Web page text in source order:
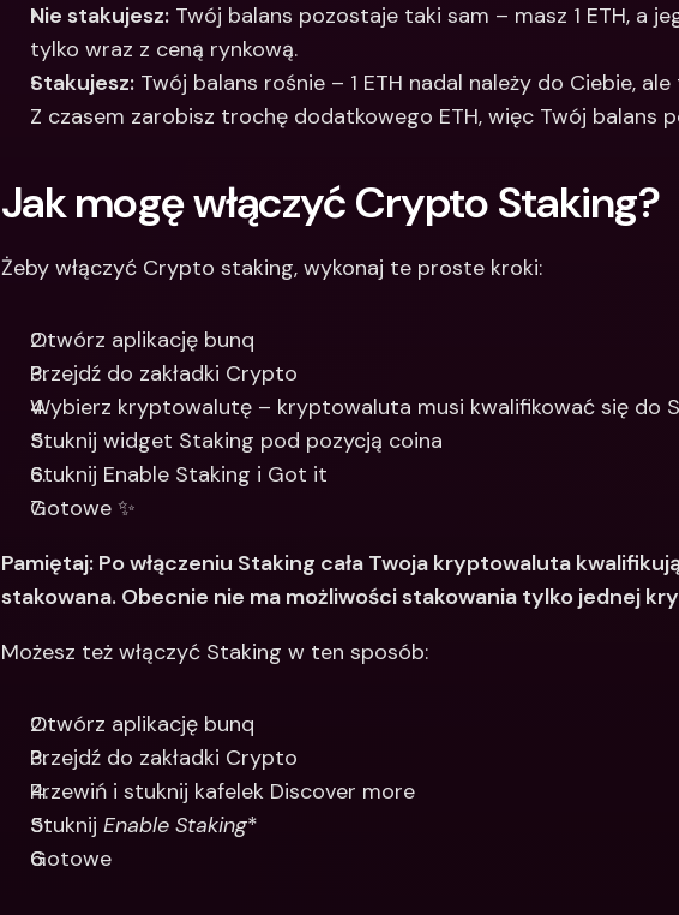
Nie stakujesz: Twój balans pozostaje taki sam – masz 1 ETH, a
tylko wraz z ceną rynkową.
Stakujesz: Twój balans rośnie – 1 ETH nadal należy do Ciebie,
Z czasem zarobisz trochę dodatkowego ETH, więc Twój balans
Jak mogę włączyć Crypto Staking?
Żeby włączyć Crypto staking, wykonaj te proste kroki:
Otwórz aplikację bunq
Przejdź do zakładki Crypto
Wybierz kryptowalutę – kryptowaluta musi kwalifikować się do
Stuknij widget Staking pod pozycją coina
Stuknij Enable Staking i Got it
Gotowe ✨
Pamiętaj: Po włączeniu Staking cała Twoja kryptowaluta
stakowana. Obecnie nie ma możliwości stakowania tylko jednej
Możesz też włączyć Staking w ten sposób:
Otwórz aplikację bunq
Przejdź do zakładki Crypto
Przewiń i stuknij kafelek Discover more
Stuknij Enable Staking*
Gotowe